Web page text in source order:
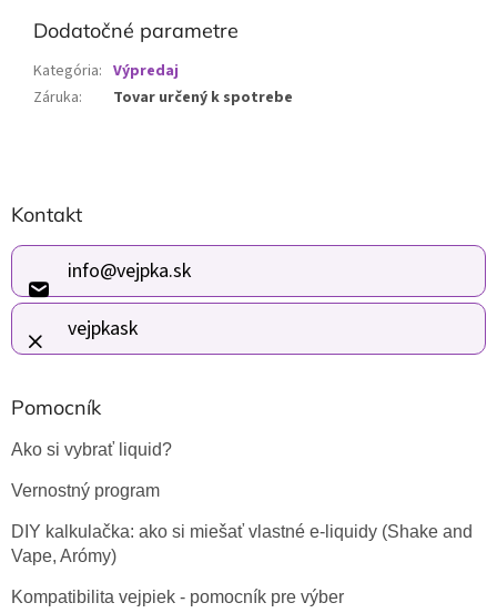
Dodatočné parametre
Kategória: Výpredaj
Záruka: Tovar určený k spotrebe
á
p
t
i
e
Kontakt
info@vejpka.sk
vejpkask
Pomocník
Ako si vybrať liquid?
Vernostný program
DIY kalkulačka: ako si miešať vlastné e-liquidy (Shake and
Vape, Arómy)
Kompatibilita vejpiek - pomocník pre výber